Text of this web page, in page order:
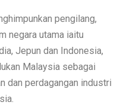
pengilang,
negara utama iaitu
Jepun dan Indonesia,
Malaysia sebagai
dan perdagangan industri